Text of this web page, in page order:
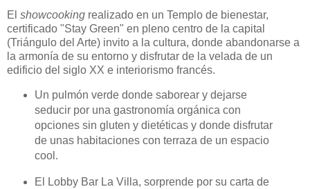
El showcooking realizado en un Templo de bienestar,
certificado "Stay Green" en pleno centro de la capital
(Triángulo del Arte) invito a la cultura, donde abandonarse a
la armonía de su entorno y disfrutar de la velada de un
edificio del siglo XX e interiorismo francés.
Un pulmón verde donde saborear y dejarse
seducir por una gastronomía orgánica con
opciones sin gluten y dietéticas y donde disfrutar
de unas habitaciones con terraza de un espacio
cool.
El Lobby Bar La Villa, sorprende por su carta de